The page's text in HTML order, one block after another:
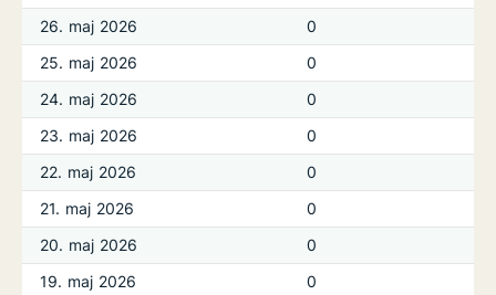
26. maj 2026
0
25. maj 2026
0
24. maj 2026
0
23. maj 2026
0
22. maj 2026
0
21. maj 2026
0
20. maj 2026
0
19. maj 2026
0